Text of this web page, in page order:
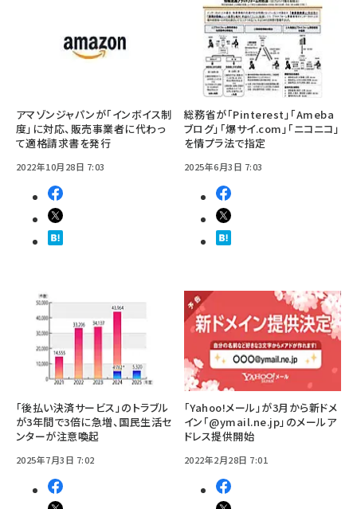
アマゾンジャパンが「インボイス制
度」に対応、販売事業者に代わっ
て適格請求書を発行
2022年10月28日 7:03
総務省が「Pinterest」「Ameba
ブログ」「爆サイ.com」「ニコニコ」
を情プラ法で指定
2025年6月3日 7:03
「後払い決済サービス」のトラブル
が3年間で3倍に急増、国民生活セ
ンターが注意喚起
2025年7月3日 7:02
「Yahoo!メール」が3月から新ドメ
イン「@ymail.ne.jp」のメールア
ドレス提供開始
2022年2月28日 7:01